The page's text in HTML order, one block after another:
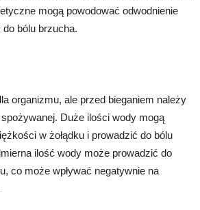
mogą powodować odwodnienie
bólu brzucha.
organizmu, ale przed bieganiem należy
Duże ilości wody mogą
w żołądku i prowadzić do bólu
ilość wody może prowadzić do
co może wpływać negatywnie na